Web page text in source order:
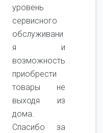
уровень
сервисного
обслуживани
я и
возможность
приобрести
товары не
выходя из
дома.
Спасибо за